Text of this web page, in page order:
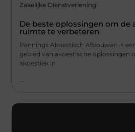
Zakelijke Dienstverlening
De beste oplossingen om de
ruimte te verbeteren
Pennings Akoestisch Afbouwen is
gebied van akoestische oplossingen
akoestiek in
...